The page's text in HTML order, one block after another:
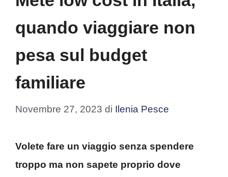
quando viaggiare non
pesa sul budget
familiare
Novembre 27, 2023 di Ilenia Pesce
Volete fare un viaggio senza spendere
troppo ma non sapete proprio dove